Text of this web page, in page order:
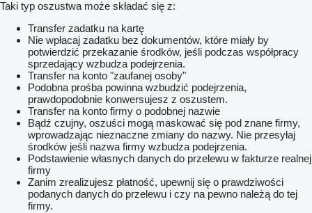
Taki typ oszustwa może składać się z:
Transfer zadatku na kartę
Nie wpłacaj zadatku bez dokumentów, które miały by
potwierdzić przekazanie środków, jeśli podczas współpracy
sprzedający wzbudza podejrzenia.
Transfer na konto "zaufanej osoby"
Podobna prośba powinna wzbudzić podejrzenia,
prawdopodobnie konwersujesz z oszustem.
Transfer na konto firmy o podobnej nazwie
Bądź czujny, oszuści mogą maskować się pod znane firmy,
wprowadzając nieznaczne zmiany do nazwy. Nie przesyłaj
środków jeśli nazwa firmy wzbudza podejrzenia.
Podstawienie własnych danych do przelewu w fakturze realnej
firmy
Zanim zrealizujesz płatność, upewnij się o prawdziwości
podanych danych do przelewu i czy na pewno należą do tej
firmy.